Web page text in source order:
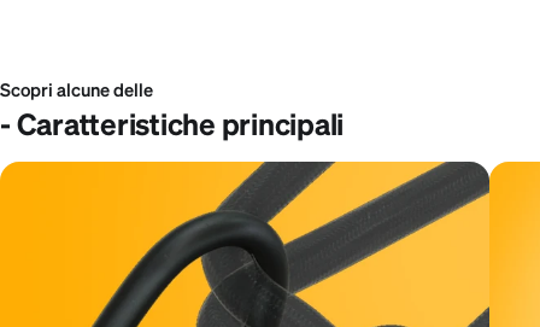
Scopri alcune delle
- Caratteristiche principali